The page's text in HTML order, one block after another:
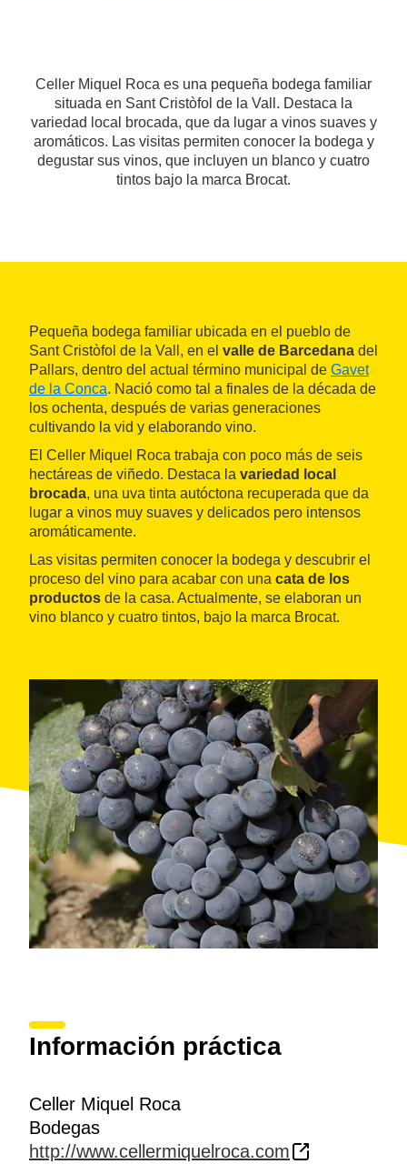
Celler Miquel Roca es una pequeña bodega familiar
situada en Sant Cristòfol de la Vall. Destaca la
variedad local brocada, que da lugar a vinos suaves y
aromáticos. Las visitas permiten conocer la bodega y
degustar sus vinos, que incluyen un blanco y cuatro
tintos bajo la marca Brocat.
Pequeña bodega familiar ubicada en el pueblo de
Sant Cristòfol de la Vall, en el valle de Barcedana del
Pallars, dentro del actual término municipal de Gavet
de la Conca. Nació como tal a finales de la década de
los ochenta, después de varias generaciones
cultivando la vid y elaborando vino.
El Celler Miquel Roca trabaja con poco más de seis
hectáreas de viñedo. Destaca la variedad local
brocada, una uva tinta autóctona recuperada que da
lugar a vinos muy suaves y delicados pero intensos
aromáticamente.
Las visitas permiten conocer la bodega y descubrir el
proceso del vino para acabar con una cata de los
productos de la casa. Actualmente, se elaboran un
vino blanco y cuatro tintos, bajo la marca Brocat.
Información práctica
Celler Miquel Roca
Bodegas
http://www.cellermiquelroca.com